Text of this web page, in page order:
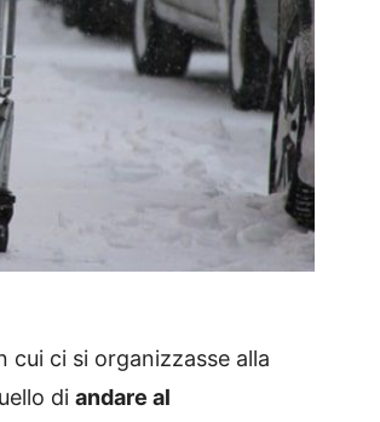
cui ci si organizzasse alla
di andare al